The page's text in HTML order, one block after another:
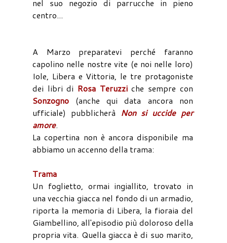
nel suo negozio di parrucche in pieno
centro...
A Marzo preparatevi perché faranno
capolino nelle nostre vite (e noi nelle loro)
Iole, Libera e Vittoria, le tre protagoniste
dei libri di Rosa Teruzziche sempre con
Sonzogno (anche qui data ancora non
ufficiale) pubblicherà Non si uccide per
amore.
La copertina non è ancora disponibile ma
abbiamo un accenno della trama:
Trama
Un foglietto, ormai ingiallito, trovato in
una vecchia giacca nel fondo di un armadio,
riporta la memoria di Libera, la fioraia del
Giambellino, all'episodio più doloroso della
propria vita. Quella giacca è di suo marito,